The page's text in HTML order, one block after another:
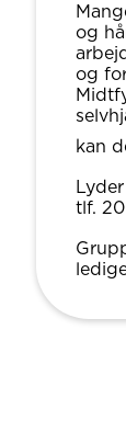
og
og
kan
tlf.